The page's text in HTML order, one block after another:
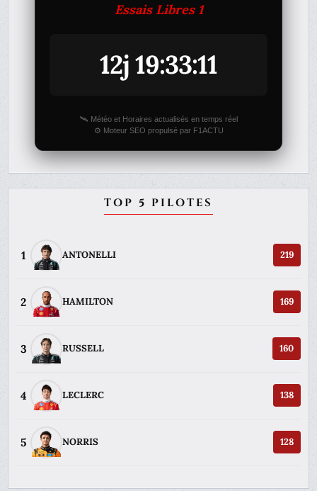
Essais Libres 1
12j 19:33:11
🛰️ Météo et Horaires actualisés en temps réel
⚙️ Moteur SEO propulsé par F1ACTU
TOP 5 PILOTES
1 ANTONELLI 219
2 HAMILTON 169
3 RUSSELL 160
4 LECLERC 138
5 NORRIS 128